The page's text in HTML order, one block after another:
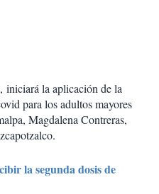
iniciará la aplicación de la
para los adultos mayores
Magdalena Contreras,
la segunda dosis de